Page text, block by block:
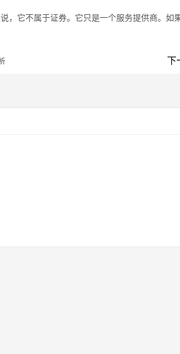
，它不属于证券。它只是一个服务提供商。如
下